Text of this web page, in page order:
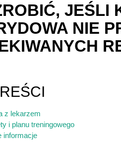
JEŚLI
NIE
z lekarzem
i planu treningowego
informacje